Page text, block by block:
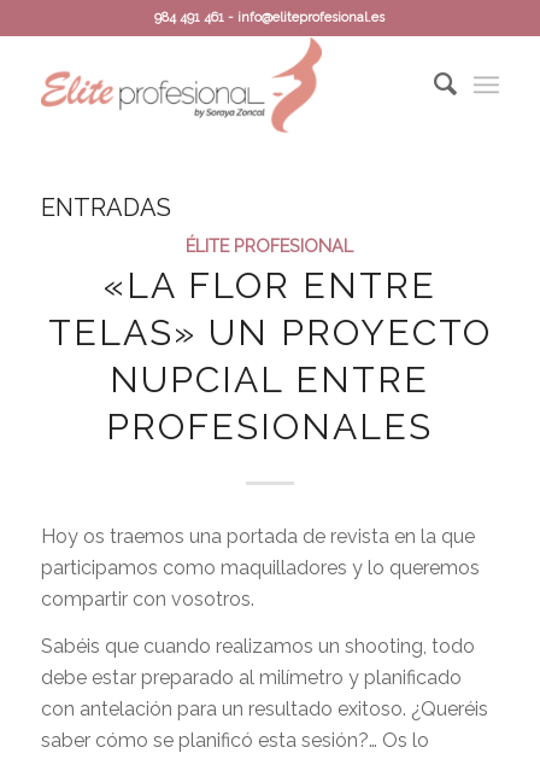
984 491 461 - info@eliteprofesional.es
ENTRADAS
ÉLITE PROFESIONAL
«LA FLOR ENTRE
TELAS» UN PROYECTO
NUPCIAL ENTRE
PROFESIONALES
Hoy os traemos una portada de revista en la que
participamos como maquilladores y lo queremos
compartir con vosotros.
Sabéis que cuando realizamos un shooting, todo
debe estar preparado al milímetro y planificado
con antelación para un resultado exitoso. ¿Queréis
saber cómo se planificó esta sesión?… Os lo